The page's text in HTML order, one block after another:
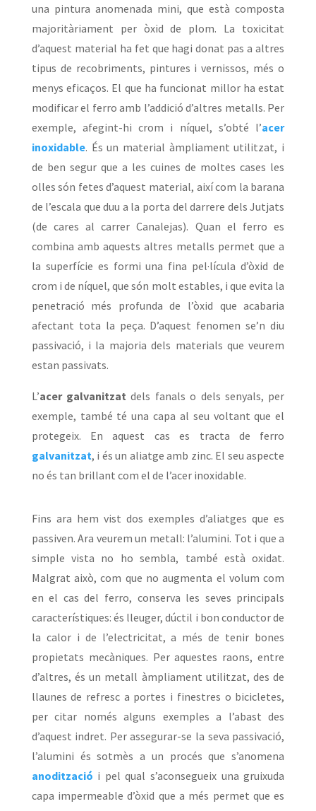
una pintura anomenada mini, que està composta
majoritàriament per òxid de plom. La toxicitat
d’aquest material ha fet que hagi donat pas a altres
tipus de recobriments, pintures i vernissos, més o
menys eficaços. El que ha funcionat millor ha estat
modificar el ferro amb l’addició d’altres metalls. Per
exemple, afegint-hi crom i níquel, s’obté l’acer
inoxidable. És un material àmpliament utilitzat, i
de ben segur que a les cuines de moltes cases les
olles són fetes d’aquest material, així com la barana
de l’escala que duu a la porta del darrere dels Jutjats
(de cares al carrer Canalejas). Quan el ferro es
combina amb aquests altres metalls permet que a
la superfície es formi una fina pel·lícula d’òxid de
crom i de níquel, que són molt estables, i que evita la
penetració més profunda de l’òxid que acabaria
afectant tota la peça. D’aquest fenomen se’n diu
passivació, i la majoria dels materials que veurem
estan passivats.
L’acer galvanitzat dels fanals o dels senyals, per
exemple, també té una capa al seu voltant que el
protegeix. En aquest cas es tracta de ferro
galvanitzat, i és un aliatge amb zinc. El seu aspecte
no és tan brillant com el de l’acer inoxidable.
Fins ara hem vist dos exemples d’aliatges que es
passiven. Ara veurem un metall: l’alumini. Tot i que a
simple vista no ho sembla, també està oxidat.
Malgrat això, com que no augmenta el volum com
en el cas del ferro, conserva les seves principals
característiques: és lleuger, dúctil i bon conductor de
la calor i de l’electricitat, a més de tenir bones
propietats mecàniques. Per aquestes raons, entre
d’altres, és un metall àmpliament utilitzat, des de
llaunes de refresc a portes i finestres o bicicletes,
per citar només alguns exemples a l’abast des
d’aquest indret. Per assegurar-se la seva passivació,
l’alumini és sotmès a un procés que s’anomena
anodització i pel qual s’aconsegueix una gruixuda
capa impermeable d’òxid que a més permet que es